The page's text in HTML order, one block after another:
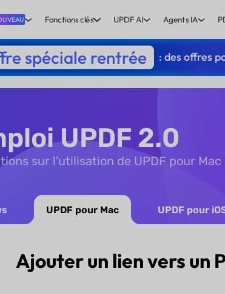
Fonctions clés UPDF AI Agents IA
spéciale rentrée : des offres
UPDF 2.0
sur l'utilisation de UPDF pour Mac
UPDF pour Mac UPDF pour
Ajouter un lien vers un